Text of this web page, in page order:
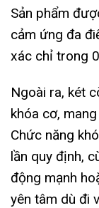
Sản phẩm
cảm ứng đa
xác chỉ trong
Ngoài ra, két
khóa cơ,
Chức năng
lần quy định,
động mạnh
yên tâm dù đi